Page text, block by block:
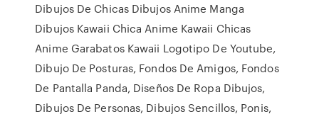
Dibujos De Chicas Dibujos Anime Manga
Dibujos Kawaii Chica Anime Kawaii Chicas
Anime Garabatos Kawaii Logotipo De Youtube,
Dibujo De Posturas, Fondos De Amigos, Fondos
De Pantalla Panda, Diseños De Ropa Dibujos,
Dibujos De Personas, Dibujos Sencillos, Ponis,